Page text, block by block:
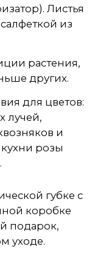
Листья
из
растения,
других.
для цветов:
лучей,
и
кухни розы
губке с
коробке
подарок,
уходе.